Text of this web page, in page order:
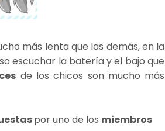
más lenta que las demás, en la
escuchar la batería y el bajo que
de los chicos son mucho más
por uno de los miembros